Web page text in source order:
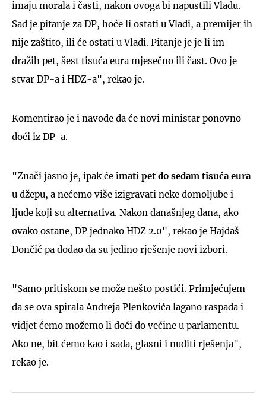
imaju morala i časti, nakon ovoga bi napustili Vladu.
Sad je pitanje za DP, hoće li ostati u Vladi, a premijer ih
nije zaštito, ili će ostati u Vladi. Pitanje je je li im
dražih pet, šest tisuća eura mjesečno ili čast. Ovo je
stvar DP-a i HDZ-a", rekao je.
Komentirao je i navode da će novi ministar ponovno
doći iz DP-a.
"Znači jasno je, ipak će imati pet do sedam tisuća eura
u džepu, a nećemo više izigravati neke domoljube i
ljude koji su alternativa. Nakon današnjeg dana, ako
ovako ostane, DP jednako HDZ 2.0", rekao je Hajdaš
Dončić pa dodao da su jedino rješenje novi izbori.
"Samo pritiskom se može nešto postići. Primjećujem
da se ova spirala Andreja Plenkovića lagano raspada i
vidjet ćemo možemo li doći do većine u parlamentu.
Ako ne, bit ćemo kao i sada, glasni i nuditi rješenja",
rekao je.